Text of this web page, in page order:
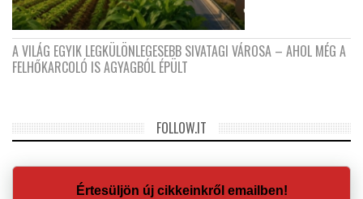
A VILÁG EGYIK LEGKÜLÖNLEGESEBB SIVATAGI VÁROSA – AHOL MÉG A
FELHŐKARCOLÓ IS AGYAGBÓL ÉPÜLT
FOLLOW.IT
Értesüljön új cikkeinkről emailben!